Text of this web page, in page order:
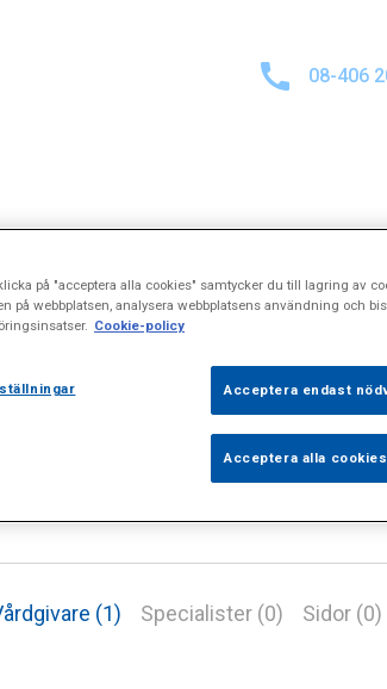
08-406
för
(1) Specialister (0) Sidor (0)
på "acceptera alla cookies" samtycker du till lagring av
på webbplatsen, analysera webbplatsens användning och
Cookie-policy
Acceptera endast
Acceptera alla cookies